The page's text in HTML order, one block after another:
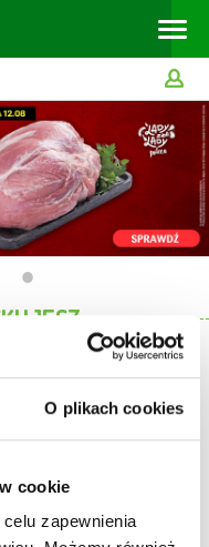
O plikach cookies
cookie
zapewnienia
Toggle